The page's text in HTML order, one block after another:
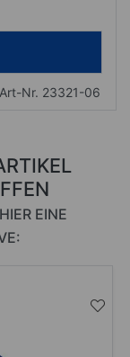
Art-Nr. 23321-06
EINE